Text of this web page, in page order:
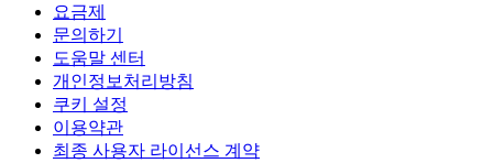
요금제
문의하기
도움말 센터
개인정보처리방침
쿠키 설정
이용약관
최종 사용자 라이선스 계약